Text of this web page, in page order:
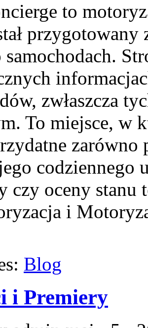
to
przygotowany
zwłaszcza
To miejsce, w
zarówno
czy oceny stanu
i
Blog
i Premiery